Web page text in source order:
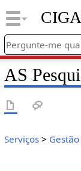
AS
Serviços>